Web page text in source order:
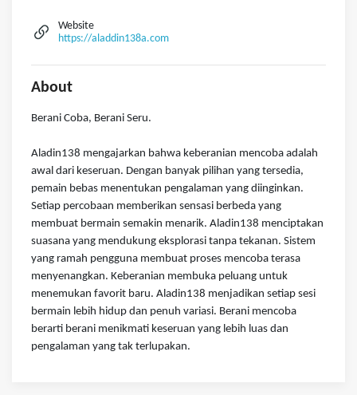
Website
https://aladdin138a.com
About
Berani Coba, Berani Seru.
Aladin138 mengajarkan bahwa keberanian mencoba adalah
awal dari keseruan. Dengan banyak pilihan yang tersedia,
pemain bebas menentukan pengalaman yang diinginkan.
Setiap percobaan memberikan sensasi berbeda yang
membuat bermain semakin menarik. Aladin138 menciptakan
suasana yang mendukung eksplorasi tanpa tekanan. Sistem
yang ramah pengguna membuat proses mencoba terasa
menyenangkan. Keberanian membuka peluang untuk
menemukan favorit baru. Aladin138 menjadikan setiap sesi
bermain lebih hidup dan penuh variasi. Berani mencoba
berarti berani menikmati keseruan yang lebih luas dan
pengalaman yang tak terlupakan.